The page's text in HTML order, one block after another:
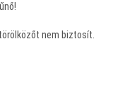
nem biztosít.